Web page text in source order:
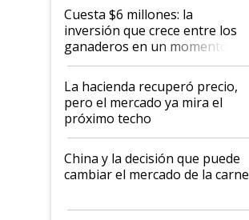
Cuesta $6 millones: la
inversión que crece entre los
ganaderos en un momento
histórico para la actividad
La hacienda recuperó precio,
pero el mercado ya mira el
próximo techo
China y la decisión que puede
cambiar el mercado de la carne